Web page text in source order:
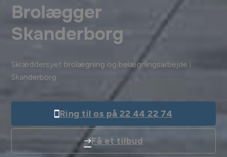
Brolægger
Skanderborg
Skræddersyet brolægning og belægningsarbejde i
Skanderborg
Ring til os på 22 44 22 74
Få et tilbud